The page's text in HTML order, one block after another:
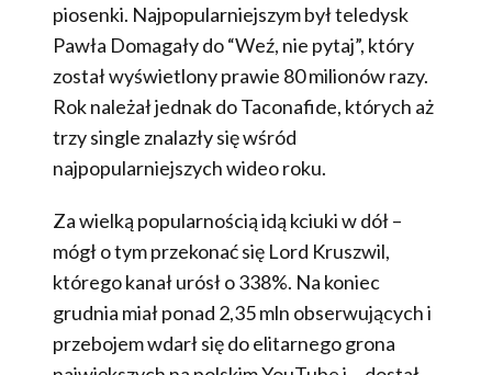
piosenki. Najpopularniejszym był teledysk
Pawła Domagały do “Weź, nie pytaj”, który
został wyświetlony prawie 80 milionów razy.
Rok należał jednak do Taconafide, których aż
trzy single znalazły się wśród
najpopularniejszych wideo roku.
Za wielką popularnością idą kciuki w dół –
mógł o tym przekonać się Lord Kruszwil,
którego kanał urósł o 338%. Na koniec
grudnia miał ponad 2,35 mln obserwujących i
przebojem wdarł się do elitarnego grona